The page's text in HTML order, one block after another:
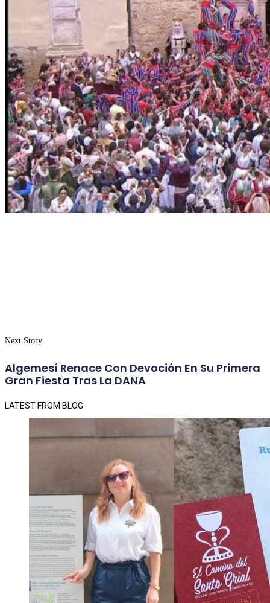
Next Story
Algemesí Renace Con Devoción En Su Primera
Gran Fiesta Tras La DANA
LATEST FROM BLOG